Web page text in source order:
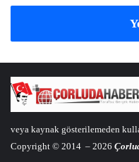
veya kaynak gösterilemeden
Copyright © 2014 – 2026